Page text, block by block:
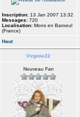
Inscription: 13 Jan 2007 13:32
Messages: 720
Localisation: Mons en Baroeul
(France)
Haut
Virginie22
Nouveau Fan